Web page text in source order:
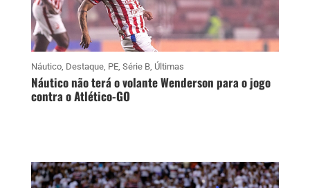
Náutico, Destaque, PE, Série B, Últimas
Náutico não terá o volante Wenderson para o jogo
contra o Atlético-GO